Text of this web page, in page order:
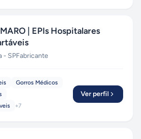
| EPIs Hospitalares
- SPFabricante
Gorros Médicos
+7
Ver perfil